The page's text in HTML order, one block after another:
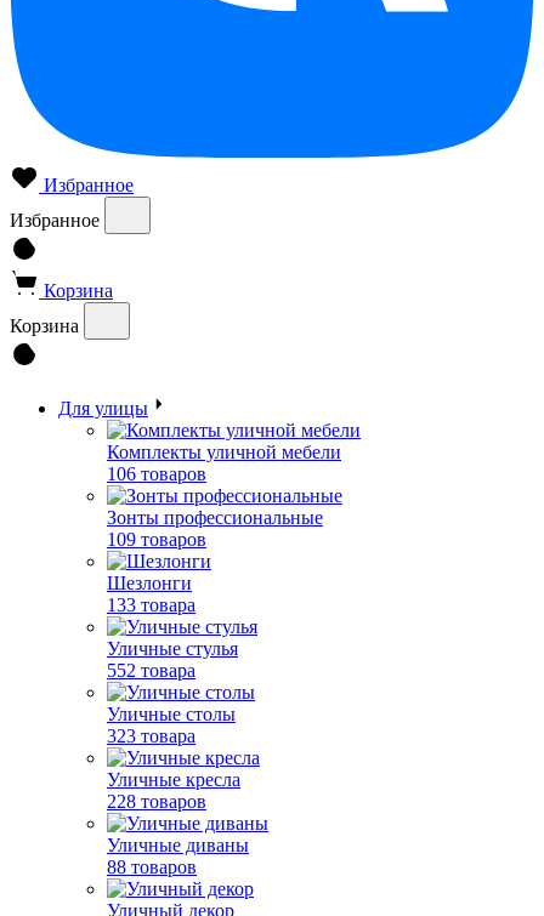
Избранное
Избранное
Корзина
Корзина
Для улицы
Комплекты уличной мебели
106 товаров
Зонты профессиональные
109 товаров
Шезлонги
133 товара
Уличные стулья
552 товара
Уличные столы
323 товара
Уличные кресла
228 товаров
Уличные диваны
88 товаров
Уличный декор